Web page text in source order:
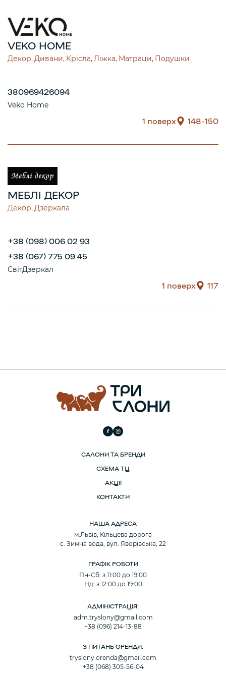
VEKO HOME
Декор Дивани Крісла Ліжка Матраци Подушки
380969426094
Veko Home
1 поверх 148-150
МЕБЛІ ДЕКОР
Декор Дзеркала
+38 (098) 006 02 93
+38 (067) 775 09 45
СвітДзеркал
1 поверх 117
САЛОНИ ТА БРЕНДИ
СХЕМА ТЦ
АКЦІЇ
КОНТАКТИ
НАША АДРЕСА
м.Львів, Кільцева дорога
с. Зимна вода, вул. Яворівська, 22
ГРАФІК РОБОТИ
Пн-Сб: з 11:00 до 19:00
Нд: з 12:00 до 19:00
АДМІНІСТРАЦІЯ:
adm.tryslony@gmail.com
+38 (096) 214-13-88
З ПИТАНЬ ОРЕНДИ:
tryslony.orenda@gmail.com
+38 (068) 305-56-04